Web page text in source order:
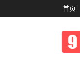
首页